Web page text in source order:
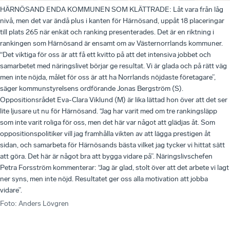
HÄRNÖSAND ENDA KOMMUNEN SOM KLÄTTRADE: Låt vara från låg
nivå, men det var ändå plus i kanten för Härnösand, uppåt 18 placeringar
till plats 265 när enkät och ranking presenterades. Det är en riktning i
rankingen som Härnösand är ensamt om av Västernorrlands kommuner.
“Det viktiga för oss är att få ett kvitto på att det intensiva jobbet och
samarbetet med näringslivet börjar ge resultat. Vi är glada och på rätt väg
men inte nöjda, målet för oss är att ha Norrlands nöjdaste företagare”,
säger kommunstyrelsens ordförande Jonas Bergström (S).
Oppositionsrådet Eva-Clara Viklund (M) är lika lättad hon över att det ser
lite ljusare ut nu för Härnösand. “Jag har varit med om tre rankingsläpp
som inte varit roliga för oss, men det här var något att glädjas åt. Som
oppositionspolitiker vill jag framhålla vikten av att lägga prestigen åt
sidan, och samarbeta för Härnösands bästa vilket jag tycker vi hittat sätt
att göra. Det här är något bra att bygga vidare på”. Näringslivschefen
Petra Forsström kommenterar: “Jag är glad, stolt över att det arbete vi lagt
ner syns, men inte nöjd. Resultatet ger oss alla motivation att jobba
vidare”.
Foto: Anders Lövgren